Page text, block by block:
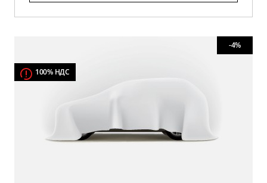
100% НДС
-4%